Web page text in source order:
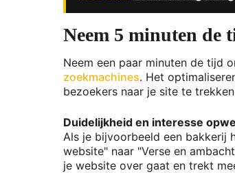
Neem 5 minuten de
Neem een paar minuten de tijd
zoekmachines. Het
bezoekers naar je site te
Duidelijkheid en interesse
Als je bijvoorbeeld een bakkerij
website" naar "Verse en
je website over gaat en trekt